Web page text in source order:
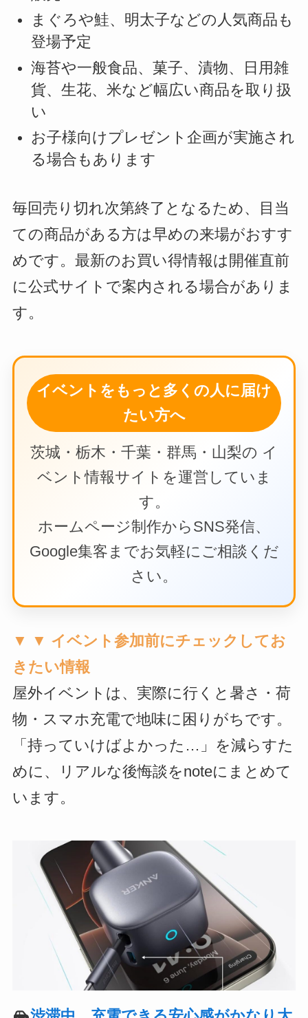
まぐろや鮭、明太子などの人気商品も
登場予定
海苔や一般食品、菓子、漬物、日用雑
貨、生花、米など幅広い商品を取り扱
い
お子様向けプレゼント企画が実施され
る場合もあります
毎回売り切れ次第終了となるため、目当
ての商品がある方は早めの来場がおすす
めです。最新のお買い得情報は開催直前
に公式サイトで案内される場合がありま
す。
イベントをもっと多くの人に届け
たい方へ
茨城・栃木・千葉・群馬・山梨の イ
ベント情報サイトを運営していま
す。
ホームページ制作からSNS発信、
Google集客までお気軽にご相談くだ
さい。
▼ ▼ イベント参加前にチェックしてお
きたい情報
屋外イベントは、実際に行くと暑さ・荷
物・スマホ充電で地味に困りがちです。
「持っていけばよかった…」を減らすた
めに、リアルな後悔談をnoteにまとめて
います。